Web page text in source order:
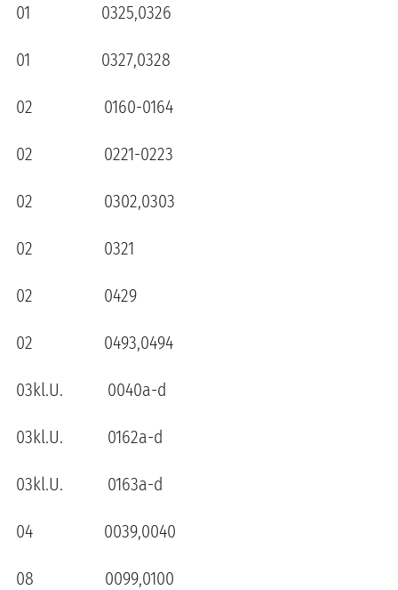
01 0325,0326
01 0327,0328
02 0160-0164
02 0221-0223
02 0302,0303
02 0321
02 0429
02 0493,0494
03kl.U. 0040a-d
03kl.U. 0162a-d
03kl.U. 0163a-d
04 0039,0040
08 0099,0100